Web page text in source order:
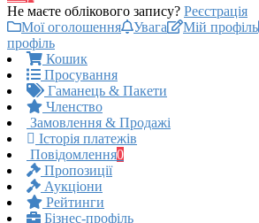
Не маєте облікового запису? Реєстрація
Мої оголошення
Увага Мій профіль
профіль
Кошик
Просування
Гаманець & Пакети
Членство
Замовлення & Продажі
Історія платежів
Повідомлення0
Пропозиції
Аукціони
Рейтинги
Бізнес-профіль